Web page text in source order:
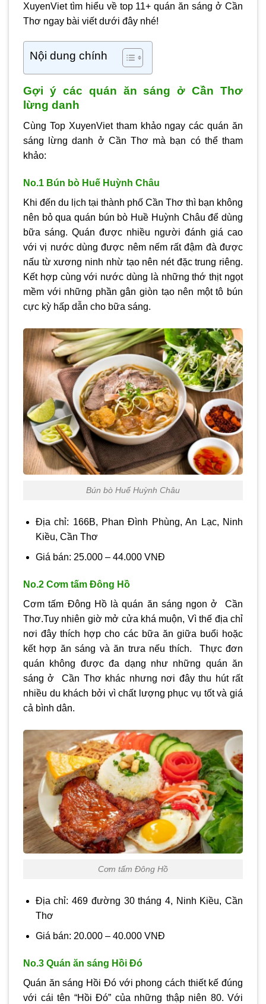
XuyenViet tìm hiểu về top 11+ quán ăn sáng ở Cần
Thơ ngay bài viết dưới đây nhé!
Nội dung chính
Gợi ý các quán ăn sáng ở Cần Thơ
lừng danh
Cùng Top XuyenViet tham khảo ngay các quán ăn
sáng lừng danh ở Cần Thơ mà bạn có thể tham
khảo:
No.1 Bún bò Huế Huỳnh Châu
Khi đến du lịch tại thành phố Cần Thơ thì bạn không
nên bỏ qua quán bún bò Huề Huỳnh Châu để dùng
bữa sáng. Quán được nhiều người đánh giá cao
với vị nước dùng được nêm nếm rất đậm đà được
nấu từ xương ninh nhừ tạo nên nét đặc trung riêng.
Kết hợp cùng với nước dùng là những thớ thịt ngọt
mềm với những phần gân giòn tạo nên một tô bún
cực kỳ hấp dẫn cho bữa sáng.
Bún bò Huế Huỳnh Châu
Địa chỉ: 166B, Phan Đình Phùng, An Lạc, Ninh
Kiều, Cần Thơ
Giá bán: 25.000 – 44.000 VNĐ
No.2 Cơm tấm Đông Hồ
Cơm tấm Đông Hồ là quán ăn sáng ngon ở Cần
Thơ.Tuy nhiên giờ mở cửa khá muộn, Vì thế địa chỉ
nơi đây thích hợp cho các bữa ăn giữa buổi hoặc
kết hợp ăn sáng và ăn trưa nếu thích. Thực đơn
quán không được đa dạng như những quán ăn
sáng ở Cần Thơ khác nhưng nơi đây thu hút rất
nhiều du khách bởi vì chất lượng phục vụ tốt và giá
cả bình dân.
Cơm tấm Đông Hồ
Địa chỉ: 469 đường 30 tháng 4, Ninh Kiều, Cần
Thơ
Giá bán: 20.000 – 40.000 VNĐ
No.3 Quán ăn sáng Hồi Đó
Quán ăn sáng Hồi Đó với phong cách thiết kế đúng
với cái tên “Hồi Đó” của những thập niên 80. Với